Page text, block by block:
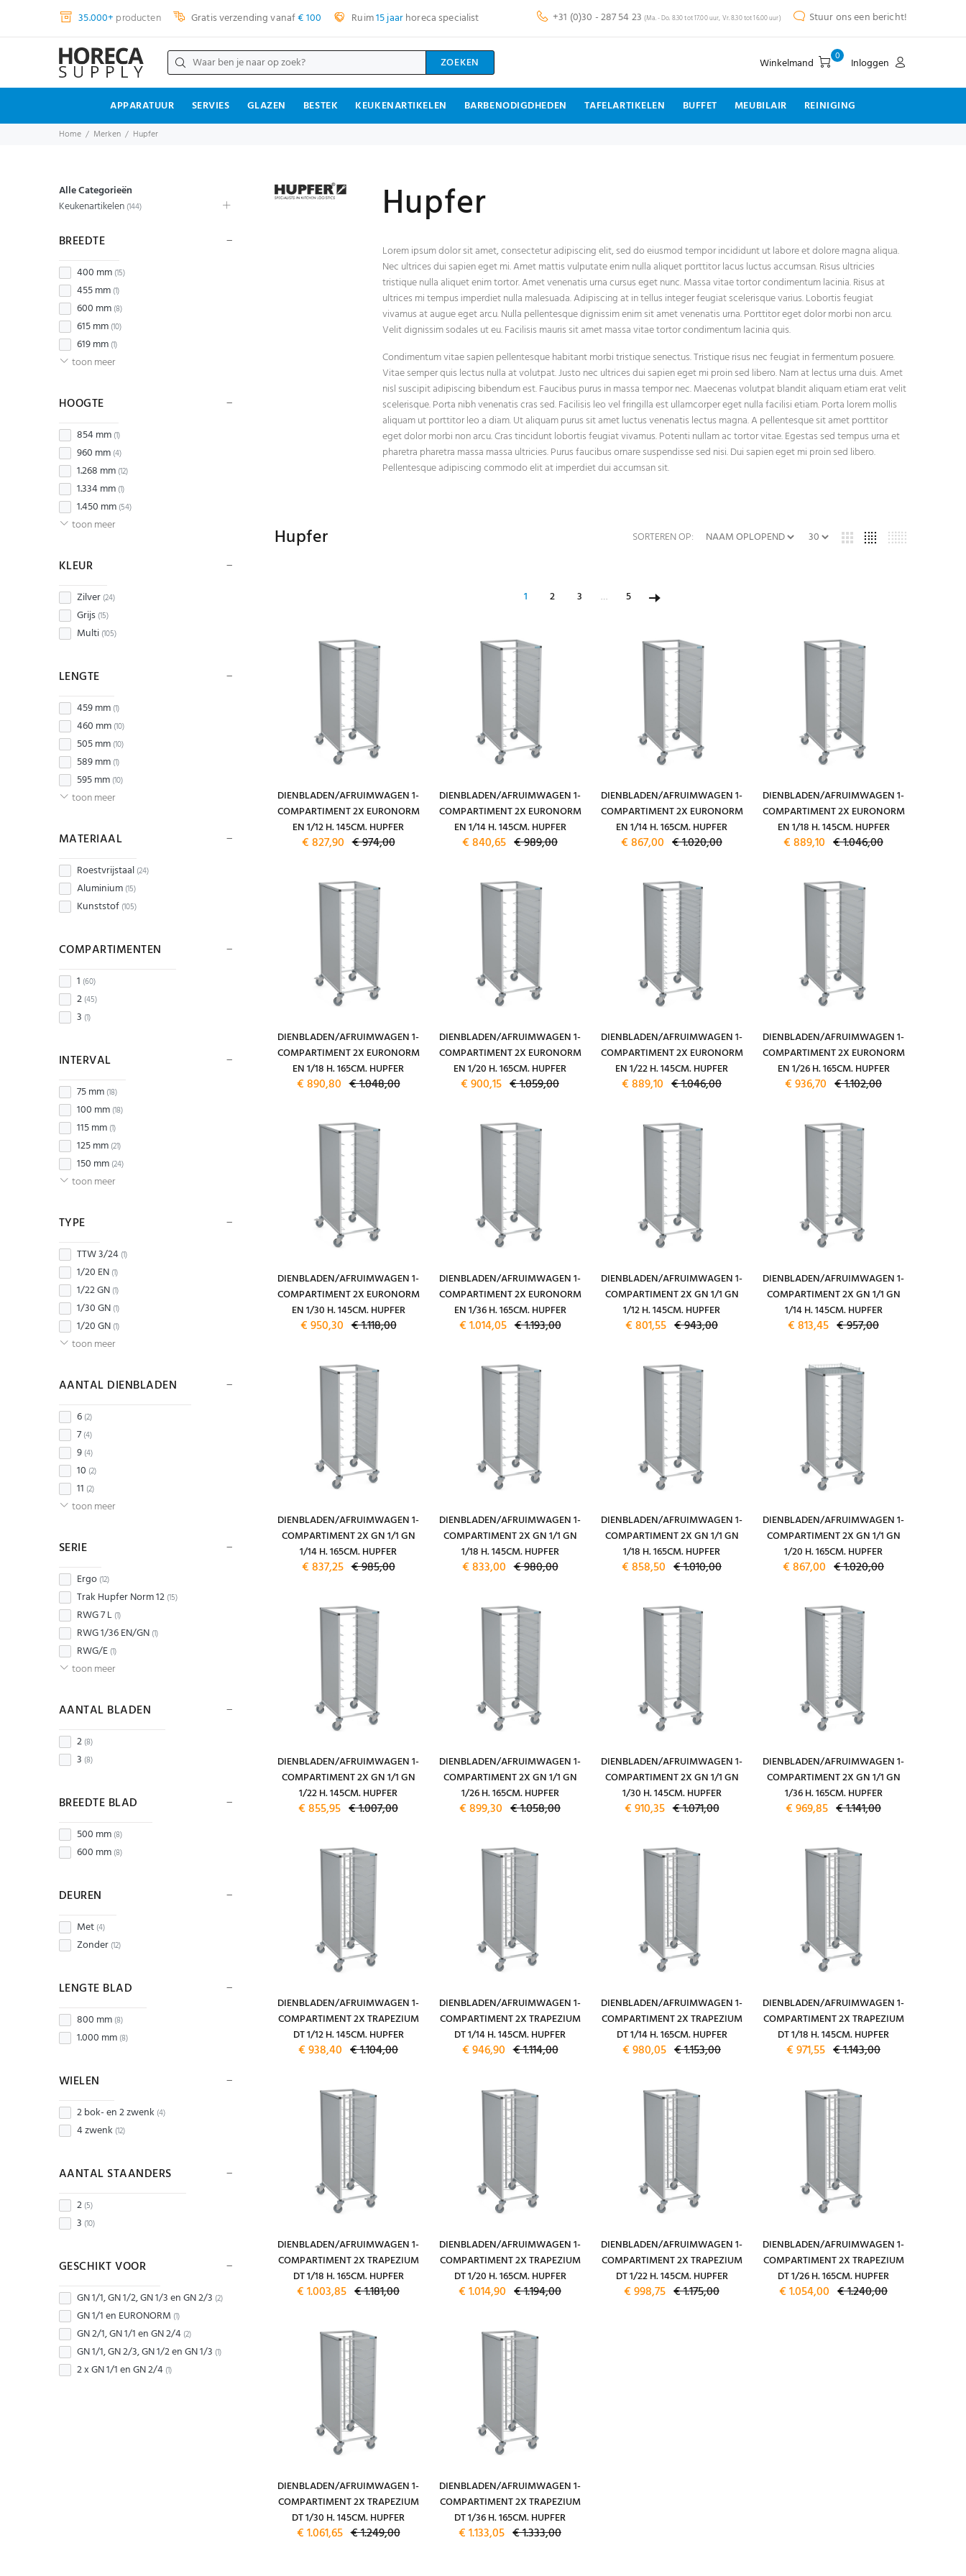
35.000+ producten Gratis verzending vanaf€ 100 Ruim15 jaarhoreca specialist +31 (0)30 - 287 54 23 (Ma. - Do. 8.30 tot 17.00 uur, Vr. 8.30 tot 16.00 uur) Stuur ons een bericht!
ZOEKEN Winkelmand 0 Inloggen
APPARATUUR SERVIES GLAZEN BESTEK KEUKENARTIKELEN BARBENODIGDHEDEN TAFELARTIKELEN BUFFET MEUBILAIR REINIGING
Home Merken Hupfer
Alle Categorieën
Keukenartikelen (144)
BREEDTE
400 mm (15)
455 mm (1)
600 mm (8)
615 mm (10)
619 mm (1)
toon meer
HOOGTE
854 mm (1)
960 mm (4)
1.268 mm (12)
1.334 mm (1)
1.450 mm (54)
toon meer
KLEUR
Zilver (24)
Grijs (15)
Multi (105)
LENGTE
459 mm (1)
460 mm (10)
505 mm (10)
589 mm (1)
595 mm (10)
toon meer
MATERIAAL
Roestvrijstaal (24)
Aluminium (15)
Kunststof (105)
COMPARTIMENTEN
1 (60)
2 (45)
3 (1)
INTERVAL
75 mm (18)
100 mm (18)
115 mm (1)
125 mm (21)
150 mm (24)
toon meer
TYPE
TTW 3/24 (1)
1/20 EN (1)
1/22 GN (1)
1/30 GN (1)
1/20 GN (1)
toon meer
AANTAL DIENBLADEN
6 (2)
7 (4)
9 (4)
10 (2)
11 (2)
toon meer
SERIE
Ergo (12)
Trak Hupfer Norm 12 (15)
RWG 7 L (1)
RWG 1/36 EN/GN (1)
RWG/E (1)
toon meer
AANTAL BLADEN
2 (8)
3 (8)
BREEDTE BLAD
500 mm (8)
600 mm (8)
DEUREN
Met (4)
Zonder (12)
LENGTE BLAD
800 mm (8)
1.000 mm (8)
WIELEN
2 bok- en 2 zwenk (4)
4 zwenk (12)
AANTAL STAANDERS
2 (5)
3 (10)
GESCHIKT VOOR
GN 1/1, GN 1/2, GN 1/3 en GN 2/3 (2)
GN 1/1 en EURONORM (1)
GN 2/1, GN 1/1 en GN 2/4 (2)
GN 1/1, GN 2/3, GN 1/2 en GN 1/3 (1)
2 x GN 1/1 en GN 2/4 (1)
Hupfer
Lorem ipsum dolor sit amet, consectetur adipiscing elit, sed do eiusmod tempor incididunt ut labore et dolore magna aliqua.
Nec ultrices dui sapien eget mi. Amet mattis vulputate enim nulla aliquet porttitor lacus luctus accumsan. Risus ultricies
tristique nulla aliquet enim tortor. Amet venenatis urna cursus eget nunc. Massa vitae tortor condimentum lacinia. Risus at
ultrices mi tempus imperdiet nulla malesuada. Adipiscing at in tellus integer feugiat scelerisque varius. Lobortis feugiat
vivamus at augue eget arcu. Nulla pellentesque dignissim enim sit amet venenatis urna. Porttitor eget dolor morbi non arcu.
Velit dignissim sodales ut eu. Facilisis mauris sit amet massa vitae tortor condimentum lacinia quis.
Condimentum vitae sapien pellentesque habitant morbi tristique senectus. Tristique risus nec feugiat in fermentum posuere.
Vitae semper quis lectus nulla at volutpat. Justo nec ultrices dui sapien eget mi proin sed libero. Nam at lectus urna duis. Amet
nisl suscipit adipiscing bibendum est. Faucibus purus in massa tempor nec. Maecenas volutpat blandit aliquam etiam erat velit
scelerisque. Porta nibh venenatis cras sed. Facilisis leo vel fringilla est ullamcorper eget nulla facilisi etiam. Porta lorem mollis
aliquam ut porttitor leo a diam. Ut aliquam purus sit amet luctus venenatis lectus magna. A pellentesque sit amet porttitor
eget dolor morbi non arcu. Cras tincidunt lobortis feugiat vivamus. Potenti nullam ac tortor vitae. Egestas sed tempus urna et
pharetra pharetra massa massa ultricies. Purus faucibus ornare suspendisse sed nisi. Dui sapien eget mi proin sed libero.
Pellentesque adipiscing commodo elit at imperdiet dui accumsan sit.
Hupfer SORTEREN OP:
1 2 3 … 5
DIENBLADEN/AFRUIMWAGEN 1-
COMPARTIMENT 2X EURONORM
EN 1/12 H. 145CM. HUPFER
€ 827,90 € 974,00
DIENBLADEN/AFRUIMWAGEN 1-
COMPARTIMENT 2X EURONORM
EN 1/14 H. 145CM. HUPFER
€ 840,65 € 989,00
DIENBLADEN/AFRUIMWAGEN 1-
COMPARTIMENT 2X EURONORM
EN 1/14 H. 165CM. HUPFER
€ 867,00 € 1.020,00
DIENBLADEN/AFRUIMWAGEN 1-
COMPARTIMENT 2X EURONORM
EN 1/18 H. 145CM. HUPFER
€ 889,10 € 1.046,00
DIENBLADEN/AFRUIMWAGEN 1-
COMPARTIMENT 2X EURONORM
EN 1/18 H. 165CM. HUPFER
€ 890,80 € 1.048,00
DIENBLADEN/AFRUIMWAGEN 1-
COMPARTIMENT 2X EURONORM
EN 1/20 H. 165CM. HUPFER
€ 900,15 € 1.059,00
DIENBLADEN/AFRUIMWAGEN 1-
COMPARTIMENT 2X EURONORM
EN 1/22 H. 145CM. HUPFER
€ 889,10 € 1.046,00
DIENBLADEN/AFRUIMWAGEN 1-
COMPARTIMENT 2X EURONORM
EN 1/26 H. 165CM. HUPFER
€ 936,70 € 1.102,00
DIENBLADEN/AFRUIMWAGEN 1-
COMPARTIMENT 2X EURONORM
EN 1/30 H. 145CM. HUPFER
€ 950,30 € 1.118,00
DIENBLADEN/AFRUIMWAGEN 1-
COMPARTIMENT 2X EURONORM
EN 1/36 H. 165CM. HUPFER
€ 1.014,05 € 1.193,00
DIENBLADEN/AFRUIMWAGEN 1-
COMPARTIMENT 2X GN 1/1 GN
1/12 H. 145CM. HUPFER
€ 801,55 € 943,00
DIENBLADEN/AFRUIMWAGEN 1-
COMPARTIMENT 2X GN 1/1 GN
1/14 H. 145CM. HUPFER
€ 813,45 € 957,00
DIENBLADEN/AFRUIMWAGEN 1-
COMPARTIMENT 2X GN 1/1 GN
1/14 H. 165CM. HUPFER
€ 837,25 € 985,00
DIENBLADEN/AFRUIMWAGEN 1-
COMPARTIMENT 2X GN 1/1 GN
1/18 H. 145CM. HUPFER
€ 833,00 € 980,00
DIENBLADEN/AFRUIMWAGEN 1-
COMPARTIMENT 2X GN 1/1 GN
1/18 H. 165CM. HUPFER
€ 858,50 € 1.010,00
DIENBLADEN/AFRUIMWAGEN 1-
COMPARTIMENT 2X GN 1/1 GN
1/20 H. 165CM. HUPFER
€ 867,00 € 1.020,00
DIENBLADEN/AFRUIMWAGEN 1-
COMPARTIMENT 2X GN 1/1 GN
1/22 H. 145CM. HUPFER
€ 855,95 € 1.007,00
DIENBLADEN/AFRUIMWAGEN 1-
COMPARTIMENT 2X GN 1/1 GN
1/26 H. 165CM. HUPFER
€ 899,30 € 1.058,00
DIENBLADEN/AFRUIMWAGEN 1-
COMPARTIMENT 2X GN 1/1 GN
1/30 H. 145CM. HUPFER
€ 910,35 € 1.071,00
DIENBLADEN/AFRUIMWAGEN 1-
COMPARTIMENT 2X GN 1/1 GN
1/36 H. 165CM. HUPFER
€ 969,85 € 1.141,00
DIENBLADEN/AFRUIMWAGEN 1-
COMPARTIMENT 2X TRAPEZIUM
DT 1/12 H. 145CM. HUPFER
€ 938,40 € 1.104,00
DIENBLADEN/AFRUIMWAGEN 1-
COMPARTIMENT 2X TRAPEZIUM
DT 1/14 H. 145CM. HUPFER
€ 946,90 € 1.114,00
DIENBLADEN/AFRUIMWAGEN 1-
COMPARTIMENT 2X TRAPEZIUM
DT 1/14 H. 165CM. HUPFER
€ 980,05 € 1.153,00
DIENBLADEN/AFRUIMWAGEN 1-
COMPARTIMENT 2X TRAPEZIUM
DT 1/18 H. 145CM. HUPFER
€ 971,55 € 1.143,00
DIENBLADEN/AFRUIMWAGEN 1-
COMPARTIMENT 2X TRAPEZIUM
DT 1/18 H. 165CM. HUPFER
€ 1.003,85 € 1.181,00
DIENBLADEN/AFRUIMWAGEN 1-
COMPARTIMENT 2X TRAPEZIUM
DT 1/20 H. 165CM. HUPFER
€ 1.014,90 € 1.194,00
DIENBLADEN/AFRUIMWAGEN 1-
COMPARTIMENT 2X TRAPEZIUM
DT 1/22 H. 145CM. HUPFER
€ 998,75 € 1.175,00
DIENBLADEN/AFRUIMWAGEN 1-
COMPARTIMENT 2X TRAPEZIUM
DT 1/26 H. 165CM. HUPFER
€ 1.054,00 € 1.240,00
DIENBLADEN/AFRUIMWAGEN 1-
COMPARTIMENT 2X TRAPEZIUM
DT 1/30 H. 145CM. HUPFER
€ 1.061,65 € 1.249,00
DIENBLADEN/AFRUIMWAGEN 1-
COMPARTIMENT 2X TRAPEZIUM
DT 1/36 H. 165CM. HUPFER
€ 1.133,05 € 1.333,00